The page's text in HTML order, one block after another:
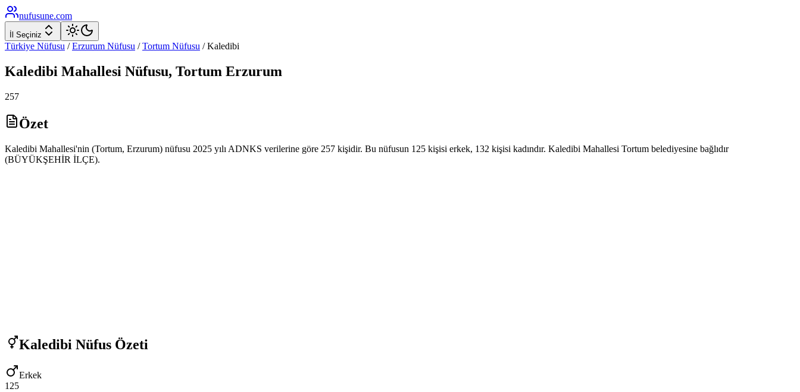
nufusune.com
İl Seçiniz
Türkiye Nüfusu / Erzurum Nüfusu / Tortum Nüfusu /Kaledibi
Kaledibi Mahallesi Nüfusu, Tortum Erzurum
257
Özet
Kaledibi Mahallesi'nin (Tortum, Erzurum) nüfusu 2025 yılı ADNKS verilerine göre 257 kişidir. Bu nüfusun 125 kişisi erkek, 132 kişisi kadındır. Kaledibi Mahallesi Tortum belediyesine bağlıdır
(BÜYÜKŞEHİR İLÇE).
Kaledibi Nüfus Özeti
Erkek
125